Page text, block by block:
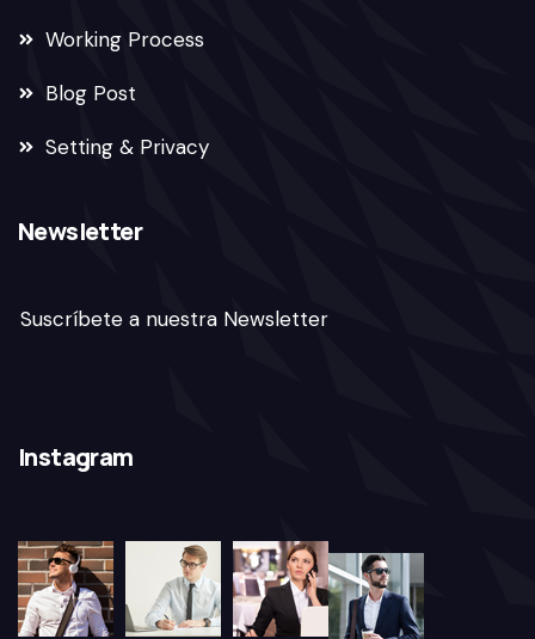
Working Process
Blog Post
Setting & Privacy
Newsletter
Suscríbete a nuestra Newsletter
Instagram